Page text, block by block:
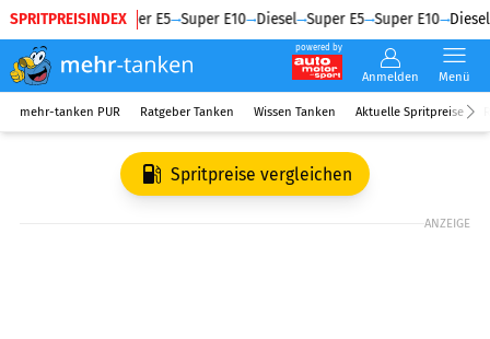
SPRITPREISINDEX
Diesel Super E5 Super E10 Diesel Super E5 Super E10 Diesel
powered by
Anmelden Menü
mehr-tanken PUR Ratgeber Tanken Wissen Tanken Aktuelle Spritpreise
Spritpreise vergleichen
ANZEIGE